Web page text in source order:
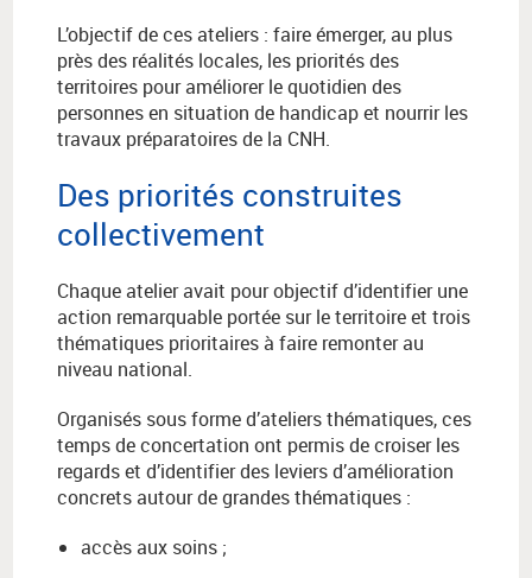
L’objectif de ces ateliers : faire émerger, au plus
près des réalités locales, les priorités des
territoires pour améliorer le quotidien des
personnes en situation de handicap et nourrir les
travaux préparatoires de la CNH.
Des priorités construites
collectivement
Chaque atelier avait pour objectif d’identifier une
action remarquable portée sur le territoire et trois
thématiques prioritaires à faire remonter au
niveau national.
Organisés sous forme d’ateliers thématiques, ces
temps de concertation ont permis de croiser les
regards et d’identifier des leviers d’amélioration
concrets autour de grandes thématiques :
accès aux soins ;